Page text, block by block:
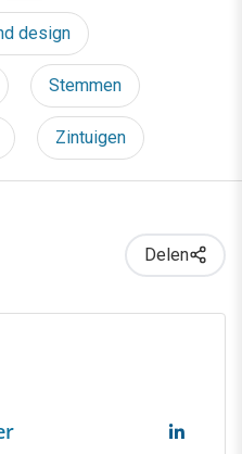
design
Stemmen
Zintuigen
Delen